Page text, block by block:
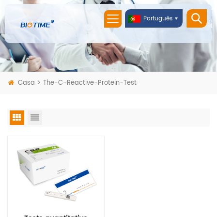
Português
Casa The-C-Reactive-Protein-Test